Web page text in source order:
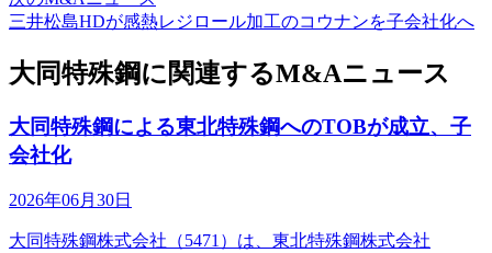
三井松島HDが感熱レジロール加工のコウナンを子会社化へ
大同特殊鋼に関連するM&Aニュース
大同特殊鋼による東北特殊鋼へのTOBが成立、子
会社化
2026年06月30日
大同特殊鋼株式会社（5471）は、東北特殊鋼株式会社